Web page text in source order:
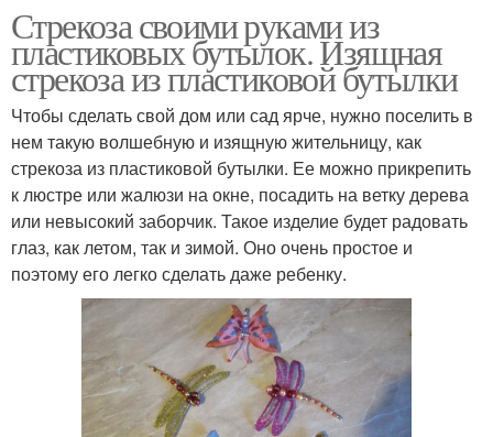
Стрекоза своими руками из
пластиковых бутылок. Изящная
стрекоза из пластиковой бутылки
Чтобы сделать свой дом или сад ярче, нужно поселить в
нем такую волшебную и изящную жительницу, как
стрекоза из пластиковой бутылки. Ее можно прикрепить
к люстре или жалюзи на окне, посадить на ветку дерева
или невысокий заборчик. Такое изделие будет радовать
глаз, как летом, так и зимой. Оно очень простое и
поэтому его легко сделать даже ребенку.